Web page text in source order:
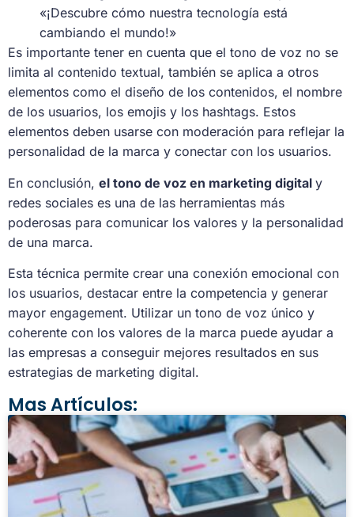
«¡Descubre cómo nuestra tecnología está
cambiando el mundo!»
Es importante tener en cuenta que el tono de voz no se
limita al contenido textual, también se aplica a otros
elementos como el diseño de los contenidos, el nombre
de los usuarios, los emojis y los hashtags. Estos
elementos deben usarse con moderación para reflejar la
personalidad de la marca y conectar con los usuarios.
En conclusión, el tono de voz en marketing digital y
redes sociales es una de las herramientas más
poderosas para comunicar los valores y la personalidad
de una marca.
Esta técnica permite crear una conexión emocional con
los usuarios, destacar entre la competencia y generar
mayor engagement. Utilizar un tono de voz único y
coherente con los valores de la marca puede ayudar a
las empresas a conseguir mejores resultados en sus
estrategias de marketing digital.
Mas Artículos: